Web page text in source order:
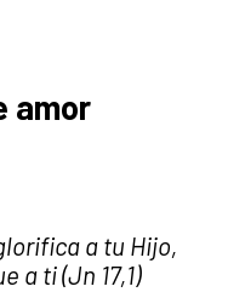
amor
a tu Hijo,
a ti (Jn 17,1)